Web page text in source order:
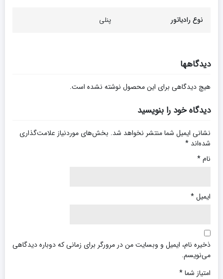
نوع رادیاتور پنلی
دیدگاهها
هیچ دیدگاهی برای این محصول نوشته نشده است.
دیدگاه خود را بنویسید
نشانی ایمیل شما منتشر نخواهد شد. بخش‌های موردنیاز علامت‌گذاری
شده‌اند *
نام*
ایمیل*
ذخیره نام، ایمیل و وبسایت من در مرورگر برای زمانی که دوباره دیدگاهی
می‌نویسم.
امتیاز شما*